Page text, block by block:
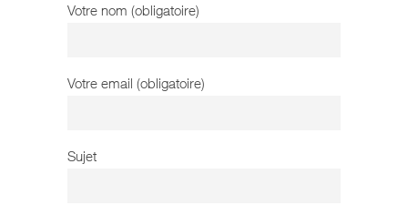
Votre nom (obligatoire)
Votre email (obligatoire)
Sujet